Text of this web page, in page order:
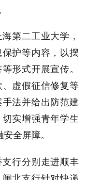
第二工业大学，
护等内容，以摆
形式开展宣传。
虚假征信修复等
法并给出防范建
实增强青年学生
全屏障。
行分别走进顺丰